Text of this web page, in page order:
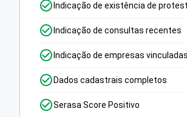
Indicação de existência de
Indicação de consultas recentes
Indicação de empresas vinculadas
Dados cadastrais completos
Serasa Score Positivo